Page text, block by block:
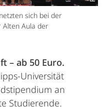
sich bei der
Alten Aula der
– ab 50 Euro.
Universität
an
Studierende.